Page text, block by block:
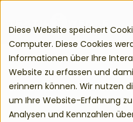
Diese Website speichert
Computer. Diese Cookies
Informationen über Ihre
Website zu erfassen und
erinnern können. Wir nutzen
um Ihre Website-Erfahrung
Analysen und Kennzahlen
Zurück zur Übersicht